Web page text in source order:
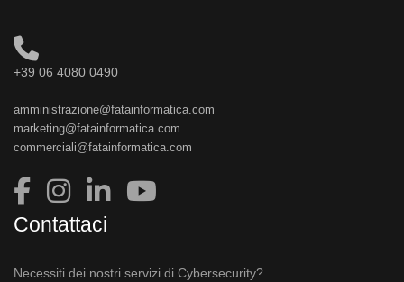
+39 06 4080 0490
amministrazione@fatainformatica.com
marketing@fatainformatica.com
commerciali@fatainformatica.com
Contattaci
Necessiti dei nostri servizi di Cybersecurity?